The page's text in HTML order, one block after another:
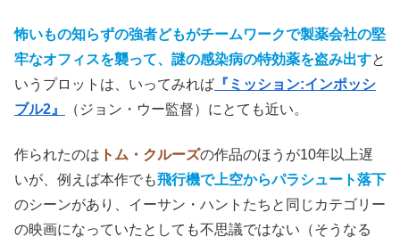
怖いもの知らずの強者どもがチームワークで製薬会社の堅
牢なオフィスを襲って、謎の感染病の特効薬を盗み出すと
いうプロットは、いってみれば 『ミッション:インポッシ
ブル2』
（ジョン・ウー監督）にとても近い。
作られたのは トム・クルーズの作品のほうが10年以上遅
いが、例えば本作でも飛行機で上空からパラシュート落下
のシーンがあり、イーサン・ハントたちと同じカテゴリー
の映画になっていたとしても不思議ではない（そうなる